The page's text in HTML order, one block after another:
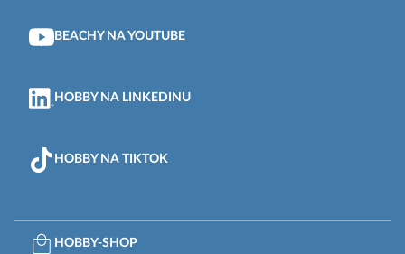
BEACHY NA YOUTUBE
HOBBY NA LINKEDINU
HOBBY NA TIKTOK
HOBBY-SHOP